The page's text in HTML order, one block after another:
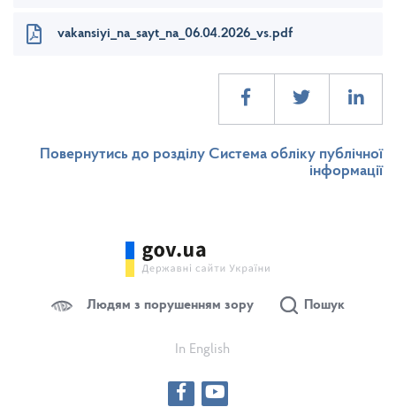
vakansiyi_na_sayt_na_06.04.2026_vs.pdf
Повернутись до розділу Система обліку публічної
інформації
Людям з порушенням зору Пошук
In English